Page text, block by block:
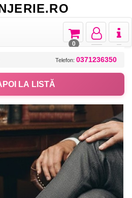
Toggle
Toggle
navigation
Toggle
navigation
0
Telefon: 0371236350
LA LISTĂ